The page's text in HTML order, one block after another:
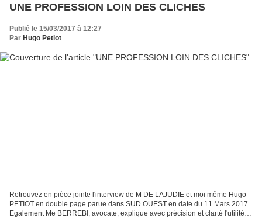
UNE PROFESSION LOIN DES CLICHES
Publié le 15/03/2017 à 12:27
Par Hugo Petiot
Retrouvez en pièce jointe l'interview de M DE LAJUDIE et moi même Hugo
PETIOT en double page parue dans SUD OUEST en date du 11 Mars 2017.
Egalement Me BERREBI, avocate, explique avec précision et clarté l'utilité